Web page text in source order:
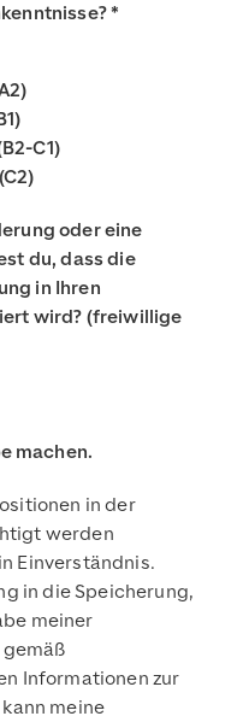
*
C1)
oder eine
du, dass die
in Ihren
wird? (freiwillige
machen.
in der
werden
Einverständnis.
in die Speicherung,
meiner
Informationen zur
meine